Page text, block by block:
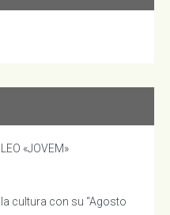
«JOVEM»
cultura con su “Agosto